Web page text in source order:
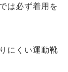
は必ず着用を
にくい運動靴